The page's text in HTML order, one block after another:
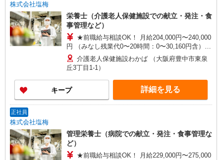
株式会社塩梅
栄養士（介護老人保健施設での献立・発注・食
事管理など）
★前職給与相談OK！ 月給204,000円〜240,000
円 （みなし残業代0〜20時間：0〜30,160円含）
月収例：23万円（残業10時間：15,440円含） ※み
なし残業時間超過分は別途支給 ※交通費全額支給
（規定あり） ※給与は経験・能力により考慮 ※賞
与年2回（業績・成績により変動） ※入社後3ヶ月
は契約社員（条件変更なし）
介護老人保健施設わかば （大阪府豊中市東泉
丘3丁目1-1）
キープ 詳細を見る
正社員
株式会社塩梅
管理栄養士（病院での献立・発注・食事管理な
ど）
★前職給与相談OK！ 月給229,000円〜275,000